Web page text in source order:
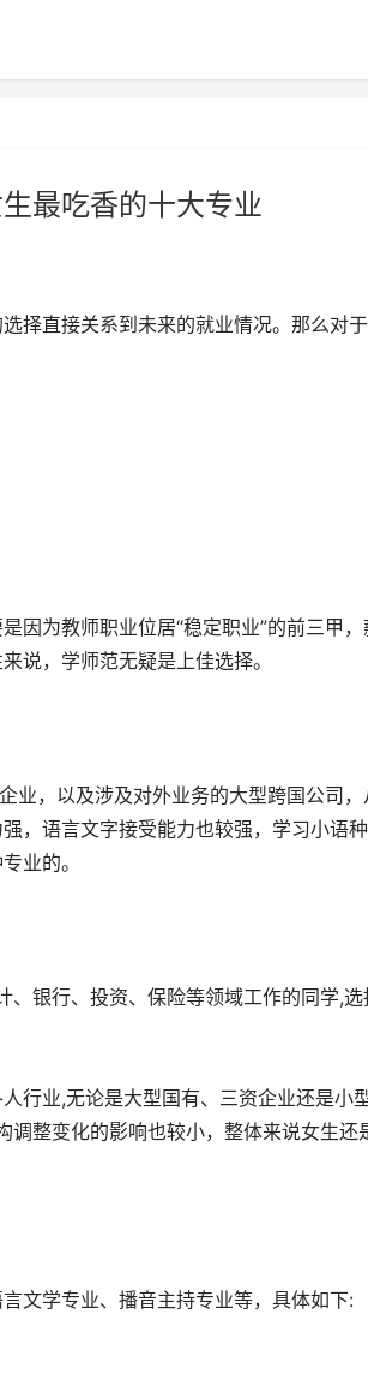
最吃香的十大专业
择直接关系到未来的就业情况。那么对
因为教师职业位居“稳定职业”的前三甲，
说，学师范无疑是上佳选择。
业，以及涉及对外业务的大型跨国公司，
，语言文字接受能力也较强，学习小语
业的。
、银行、投资、保险等领域工作的同学,选
行业,无论是大型国有、三资企业还是小
调整变化的影响也较小，整体来说女生还
文学专业、播音主持专业等，具体如下: